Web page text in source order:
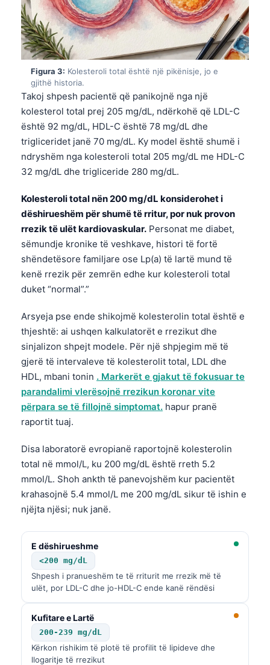
Figura 3: Kolesteroli total është një pikënisje, jo e
gjithë historia.
Takoj shpesh pacientë që panikojnë nga një
kolesterol total prej 205 mg/dL, ndërkohë që LDL-C
është 92 mg/dL, HDL-C është 78 mg/dL dhe
trigliceridet janë 70 mg/dL. Ky model është shumë i
ndryshëm nga kolesteroli total 205 mg/dL me HDL-C
32 mg/dL dhe trigliceride 280 mg/dL.
Kolesteroli total nën 200 mg/dL konsiderohet i
dëshirueshëm për shumë të rritur, por nuk provon
rrezik të ulët kardiovaskular. Personat me diabet,
sëmundje kronike të veshkave, histori të fortë
shëndetësore familjare ose Lp(a) të lartë mund të
kenë rrezik për zemrën edhe kur kolesteroli total
duket “normal”.”
Arsyeja pse ende shikojmë kolesterolin total është e
thjeshtë: ai ushqen kalkulatorët e rrezikut dhe
sinjalizon shpejt modele. Për një shpjegim më të
gjerë të intervaleve të kolesterolit total, LDL dhe
HDL, mbani tonin . Markerët e gjakut të fokusuar te
parandalimi vlerësojnë rrezikun koronar vite
përpara se të fillojnë simptomat. hapur pranë
raportit tuaj.
Disa laboratorë evropianë raportojnë kolesterolin
total në mmol/L, ku 200 mg/dL është rreth 5.2
mmol/L. Shoh ankth të panevojshëm kur pacientët
krahasojnë 5.4 mmol/L me 200 mg/dL sikur të ishin e
njëjta njësi; nuk janë.
E dëshirueshme
<200 mg/dL
Shpesh i pranueshëm te të rriturit me rrezik më të
ulët, por LDL-C dhe jo-HDL-C ende kanë rëndësi
Kufitare e Lartë
200-239 mg/dL
Kërkon rishikim të plotë të profilit të lipideve dhe
llogaritje të rrezikut